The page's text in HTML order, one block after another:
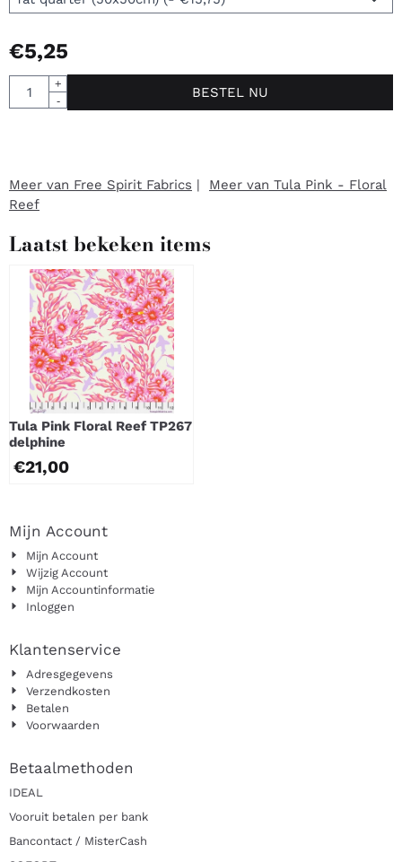
€5,25
Aantal
+
-
BESTEL NU
Meer van Free Spirit Fabrics | Meer van Tula Pink - Floral
Reef
Laatst bekeken items
Tula Pink Floral Reef TP267
delphine
€21,00
Mijn Account
Mijn Account
Wijzig Account
Mijn Accountinformatie
Inloggen
Klantenservice
Adresgegevens
Verzendkosten
Betalen
Voorwaarden
Betaalmethoden
IDEAL
Vooruit betalen per bank
Bancontact / MisterCash